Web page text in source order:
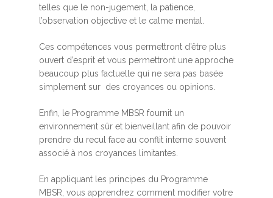
telles que le non-jugement, la patience,
l’observation objective et le calme mental.
Ces compétences vous permettront d’être plus
ouvert d’esprit et vous permettront une approche
beaucoup plus factuelle qui ne sera pas basée
simplement sur des croyances ou opinions.
Enfin, le Programme MBSR fournit un
environnement sûr et bienveillant afin de pouvoir
prendre du recul face au conflit interne souvent
associé à nos croyances limitantes.
En appliquant les principes du Programme
MBSR, vous apprendrez comment modifier votre